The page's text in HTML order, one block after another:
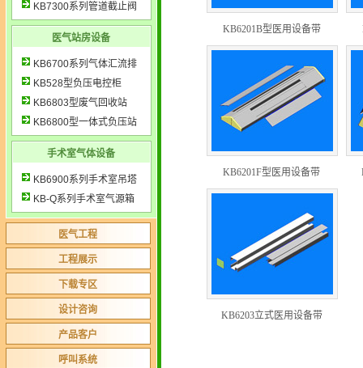
KB7300系列管道截止阀
医气站房设备
KB6700系列气体汇流排
KB528型负压电控柜
KB6803型废气回收站
KB6800型一体式负压站
手术室气体设备
KB6900系列手术室吊塔
KB-Q系列手术室气源箱
医气工程
工程展示
下载专区
设计咨询
产品客户
呼叫系统
KB6201B型医用设备带
KB6201F型医用设备带
KB6203立式医用设备带